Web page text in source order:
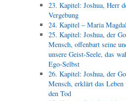
23. Kapitel: Joshua, Herr
Vergebung
24. Kapitel – Maria
25. Kapitel: Joshua, der
Mensch, offenbart seine
unsere Geist-Seele, das
Ego-Selbst
26. Kapitel: Joshua, der
Mensch, erklärt das Leben
den Tod